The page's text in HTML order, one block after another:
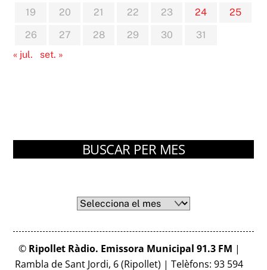
19
20 21 22 23 24
25
26
27 28 29 30
31
« jul.
set. »
BUSCAR PER MES
Arxius
© Ripollet Ràdio. Emissora Municipal 91.3 FM |
Rambla de Sant Jordi, 6 (Ripollet) | Telèfons: 93 594